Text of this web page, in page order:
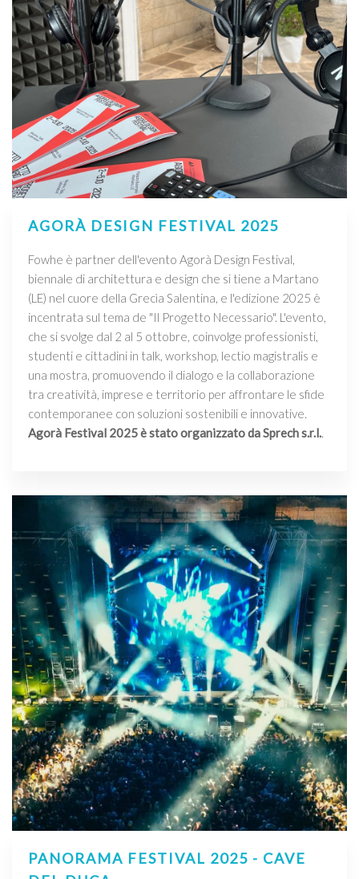
AGORÀ DESIGN FESTIVAL 2025
Fowhe è partner dell'evento Agorà Design Festival,
biennale di architettura e design che si tiene a Martano
(LE) nel cuore della Grecìa Salentina, e l'edizione 2025 è
incentrata sul tema de "Il Progetto Necessario". L'evento,
che si svolge dal 2 al 5 ottobre, coinvolge professionisti,
studenti e cittadini in talk, workshop, lectio magistralis e
una mostra, promuovendo il dialogo e la collaborazione
tra creatività, imprese e territorio per affrontare le sfide
contemporanee con soluzioni sostenibili e innovative.
Agorà Festival 2025 è stato organizzato da Sprech s.r.l..
PANORAMA FESTIVAL 2025 - CAVE